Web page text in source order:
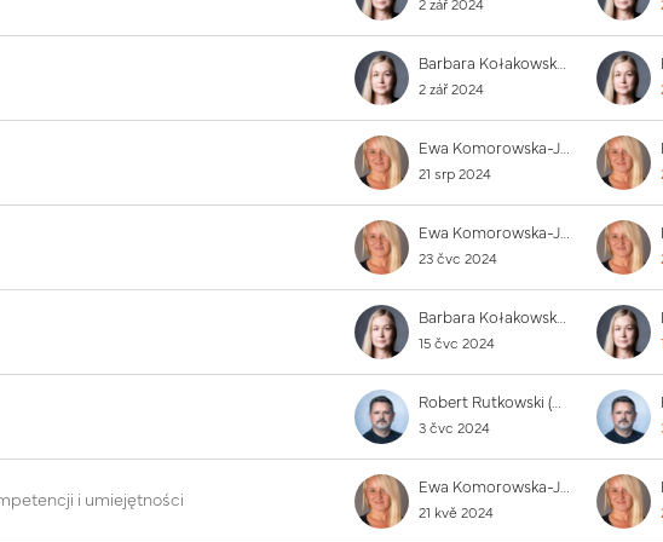
2 zář 2024
Barbara Kołakowska (PUW)
2 zář 2024
Ewa Komorowska-Jędrzejczak
21 srp 2024
Ewa Komorowska-Jędrzejczak
23 čvc 2024
Barbara Kołakowska (PUW)
15 čvc 2024
Robert Rutkowski (PUW)
3 čvc 2024
i umiejętności
Ewa Komorowska-Jędrzejczak
21 kvě 2024